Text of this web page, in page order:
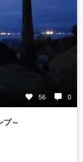
56 0
プ～